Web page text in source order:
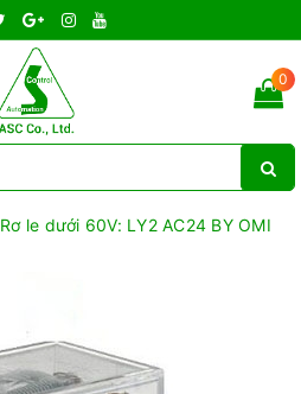
0
Rơ le dưới 60V: LY2 AC24 BY OMI